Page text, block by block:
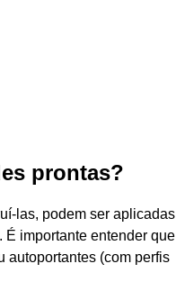
prontas?
las, podem ser aplicadas
importante entender que
autoportantes (com perfis